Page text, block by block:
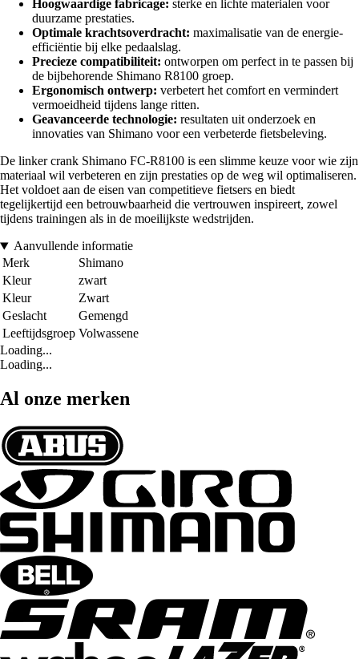
Hoogwaardige fabricage: sterke en lichte materialen voor
duurzame prestaties.
Optimale krachtsoverdracht: maximalisatie van de energie-
efficiëntie bij elke pedaalslag.
Precieze compatibiliteit: ontworpen om perfect in te passen bij
de bijbehorende Shimano R8100 groep.
Ergonomisch ontwerp: verbetert het comfort en vermindert
vermoeidheid tijdens lange ritten.
Geavanceerde technologie: resultaten uit onderzoek en
innovaties van Shimano voor een verbeterde fietsbeleving.
De linker crank Shimano FC-R8100 is een slimme keuze voor wie zijn
materiaal wil verbeteren en zijn prestaties op de weg wil optimaliseren.
Het voldoet aan de eisen van competitieve fietsers en biedt
tegelijkertijd een betrouwbaarheid die vertrouwen inspireert, zowel
tijdens trainingen als in de moeilijkste wedstrijden.
Aanvullende informatie
Merk
Shimano
Kleur
zwart
Kleur
Zwart
Geslacht
Gemengd
Leeftijdsgroep Volwassene
Loading...
Loading...
Al onze merken